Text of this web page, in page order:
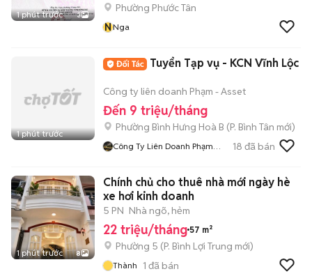
1 phút trước 3
Phường Phước Tân
NNga
1 phút trước
Tuyển Tạp vụ - KCN Vĩnh Lộc
Công ty liên doanh Phạm - Asset
Đến 9 triệu/tháng
Phường Bình Hưng Hoà B (P. Bình Tân mới)
Công Ty Liên Doanh Phạm
18 đã bán
1 phút trước 8
Chính chủ cho thuê nhà mới ngày hè
xe hơi kinh doanh
5 PN Nhà ngõ, hẻm
22 triệu/tháng 57 m²
Phường 5 (P. Bình Lợi Trung mới)
Thành 1 đã bán